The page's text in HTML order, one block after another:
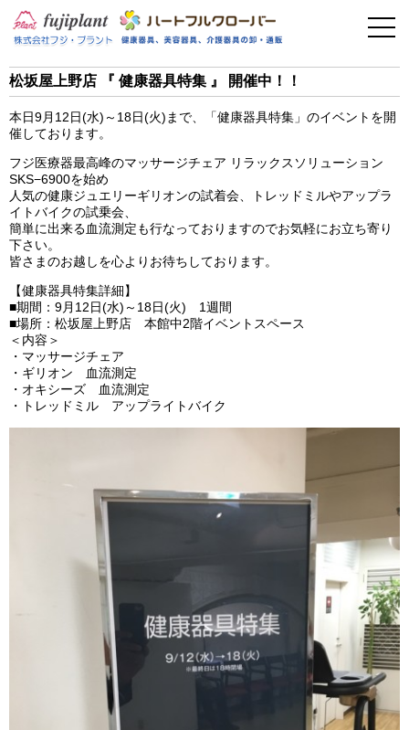
介護用品
フィットネス
松坂屋上野店 『 健康器具特集 』 開催中！！
本日9月12日(水)～18日(火)まで、「健康器具特集」のイベントを開
催しております。
フジ医療器最高峰のマッサージチェア リラックスソリューション
SKS−6900を始め
人気の健康ジュエリーギリオンの試着会、トレッドミルやアップラ
イトバイクの試乗会、
簡単に出来る血流測定も行なっておりますのでお気軽にお立ち寄り
下さい。
皆さまのお越しを心よりお待ちしております。
【健康器具特集詳細】
■期間：9月12日(水)～18日(火) 1週間
■場所：松坂屋上野店 本館中2階イベントスペース
＜内容＞
・マッサージチェア
・ギリオン 血流測定
・オキシーズ 血流測定
・トレッドミル アップライトバイク